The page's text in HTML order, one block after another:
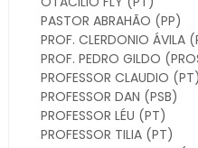
PASTOR ABRAHÃO (PP)
PROF. CLERDONIO ÁVILA
PROF. PEDRO GILDO
PROFESSOR CLAUDIO (PT)
PROFESSOR DAN (PSB)
PROFESSOR LÉU (PT)
PROFESSOR TILIA (PT)